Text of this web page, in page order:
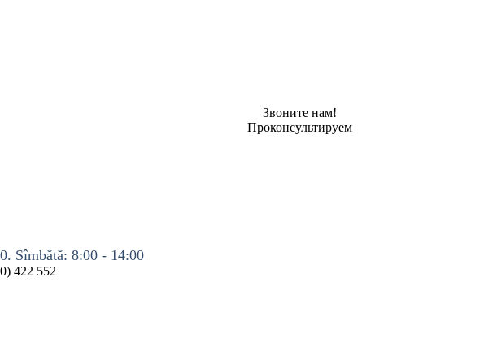
Звоните нам!
Проконсультируем
Sîmbătă: 8:00 - 14:00
422 552